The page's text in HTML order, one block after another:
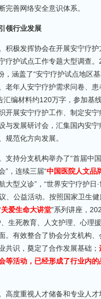
完善网络安全意识体系。
领行业发展
积极发挥协会在开展安宁疗
疗护试点工作专题大型调查
，涵盖了“安宁疗护试点地区
老年人安宁疗护需求问卷、
汇编材料约120万字，参加基
开展安宁疗护工作、制定安
与发展研讨会，汇集国内安
规范化方向发展。
支持分支机构举办了“首届中
”，连续三届“中国医院人文品
大型义诊”，“世界安宁疗护
、公益活动。按照国家卫生
关爱生命大讲堂”系列讲座，
生死教育、人文护理、心理
。有效整合了协会分支机构
共识，奠定了合作发展基础；
等活动，已经形成了行业内
高度重视人才储备和专业人